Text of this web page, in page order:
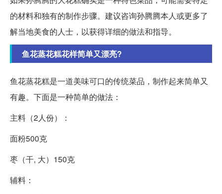
的材料和独有的制作步骤。建议咨询孙腾腾本人或更多了
解当地美食的人士，以获得详细的做法和指导。
鱼花蒸花糕花样简单又漂亮?
鱼花蒸花糕是一道美味可口的传统菜品，制作起来简单又
有趣。下面是一种简单的做法：
主料（2人份）：
面粉500克
枣（干, 大）150克
辅料：